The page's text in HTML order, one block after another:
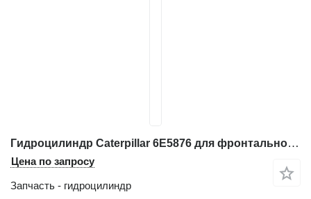
Гидроцилиндр Caterpillar 6E5876 для фронтального погрузчика Caterpillar 966H, 966K 966G, 966G II 966H 970F 966D, 966F, 966F II 966G, 966
Цена по запросу
Запчасть - гидроцилиндр